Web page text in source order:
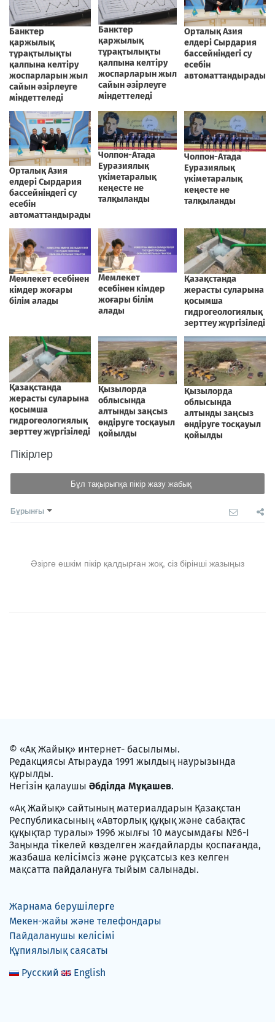
Пікірлер
Бұл тақырыпқа пікір жазу жабық
Бұрынғы
Әзірге ешкім пікір қалдырған жоқ, сіз бірінші жазыңыз
© «Ақ Жайық» интернет- басылымы.
Редакциясы Атырауда 1991 жылдың наурызында
құрылды.
Негізін қалаушы Әбділда Мұқашев.
«Ақ Жайық» сайтының материалдарын Қазақстан
Республикасының «Авторлық құқық және сабақтас
құқықтар туралы» 1996 жылғы 10 маусымдағы №6-I
Заңында тікелей көзделген жағдайларды қоспағанда,
жазбаша келісімсіз және рұқсатсыз кез келген
мақсатта пайдалануға тыйым салынады.
Жарнама берушілерге
Мекен-жайы және телефондары
Пайдаланушы келісімі
Құпиялылық саясаты
Русский
English